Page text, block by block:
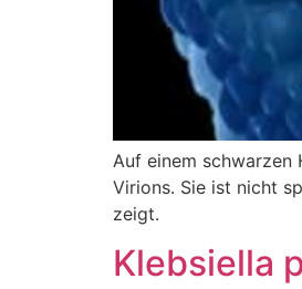
Auf einem
Virions. Sie ist nicht
zeigt.
Klebsiella